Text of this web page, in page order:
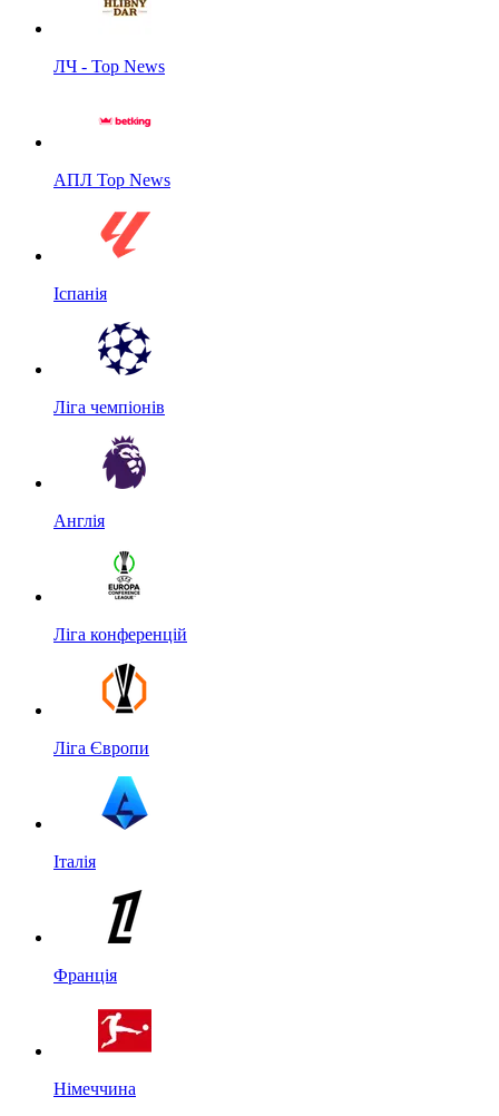
ЛЧ - Top News
АПЛ Top News
Іспанія
Ліга чемпіонів
Англія
Ліга конференцій
Ліга Європи
Італія
Франція
Німеччина